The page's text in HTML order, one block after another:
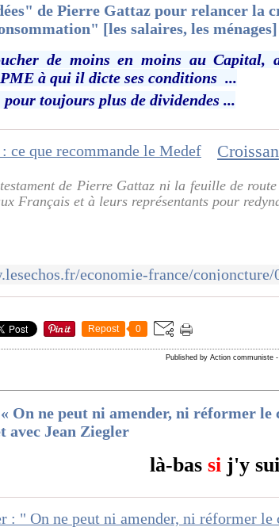
de Pierre Gattaz pour relancer la
[les salaires, les ménages]
de moins en moins au Capital,
à qui il dicte ses conditions ...
toujours plus de dividendes ...
de Pierre Gattaz ni la feuille de
Français et à leurs représentants pour
Repost 0
Published by Action communiste -
On ne peut ni amender, ni réformer
avec Jean Ziegler
là-bassi j'y